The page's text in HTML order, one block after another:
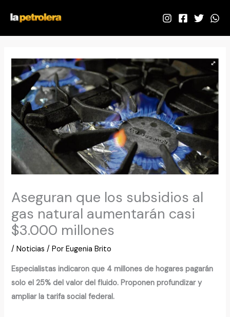
contenido
Aseguran que los subsidios al
gas natural aumentarán casi
$3.000 millones
/Noticias / PorEugenia Brito
Especialistas indicaron que 4 millones de hogares pagarán
solo el 25% del valor del fluido. Proponen profundizar y
ampliar la tarifa social federal.